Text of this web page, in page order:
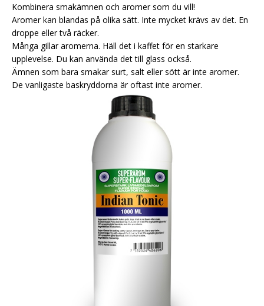
Kombinera smakämnen och aromer som du vill!
Aromer kan blandas på olika sätt. Inte mycket krävs av det. En
droppe eller två räcker.
Många gillar aromerna. Häll det i kaffet för en starkare
upplevelse. Du kan använda det till glass också.
Ämnen som bara smakar surt, salt eller sött är inte aromer.
De vanligaste baskryddorna är oftast inte aromer.